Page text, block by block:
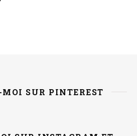
MOI SUR PINTEREST